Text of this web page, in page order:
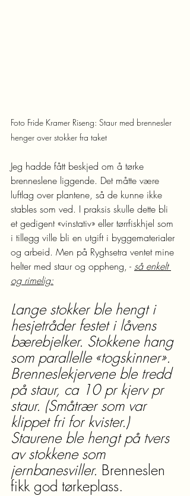
Foto Fride Kramer Riseng: Staur med brennesler
henger over stokker fra taket
Jeg hadde fått beskjed om å tørke
brenneslene liggende. Det måtte være
luftlag over plantene, så de kunne ikke
stables som ved. I praksis skulle dette bli
et gedigent «vinstativ» eller tørrfiskhjel som
i tillegg ville bli en utgift i byggematerialer
og arbeid. Men på Ryghsetra ventet mine
helter med staur og oppheng, - så enkelt
og rimelig:
Lange stokker ble hengt i
hesjetråder festet i låvens
bærebjelker. Stokkene hang
som parallelle «togskinner».
Brenneslekjervene ble tredd
på staur, ca 10 pr kjerv pr
staur. (Småtrær som var
klippet fri for kvister.)
Staurene ble hengt på tvers
av stokkene som
jernbanesviller. Brenneslen
fikk god tørkeplass.